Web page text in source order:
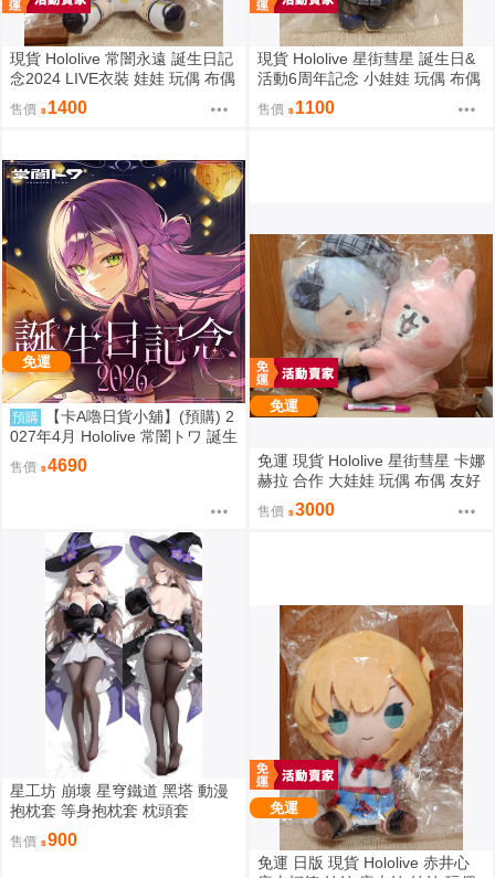
現貨 Hololive 常闇永遠 誕生日記
念2024 LIVE衣裝 娃娃 玩偶 布偶
常闇トワ トワ様ぬいぐるみ BY
ライブ衣装
售價 1400
現貨 Hololive 星街彗星 誕生日&
活動6周年記念 小娃娃 玩偶 布偶
吊飾 星街すいせい おでかけすい
ちゃんぬいぐるみ
售價 1100
免運
預購
【卡A嚕日貨小舖】(預購) 2
027年4月 Hololive 常闇トワ 誕生
日記念2026
售價 4690
免運
免運 現貨 Hololive 星街彗星 卡娜
赫拉 合作 大娃娃 玩偶 布偶 友好
抱抱大娃娃 星街すいせい カナヘ
イの小動物 なかよしハグぬいぐ
售價 3000
星工坊 崩壞 星穹鐵道 黑塔 動漫
抱枕套 等身抱枕套 枕頭套
售價 900
免運
免運 日版 現貨 Hololive 赤井心